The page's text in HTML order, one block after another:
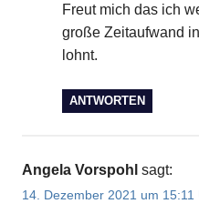
Freut mich das ich
große Zeitaufwand
lohnt.
ANTWORTEN
Angela Vorspohl sagt:
14. Dezember 2021 um 15:11